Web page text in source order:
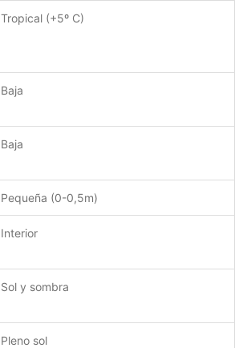
Tropical (+5º C)
Baja
Baja
Pequeña (0-0,5m)
Interior
Sol y sombra
Pleno sol